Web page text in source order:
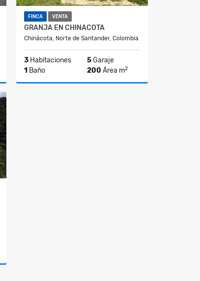
FINCA VENTA
GRANJA EN CHINACOTA
Chinácota, Norte de Santander, Colombia
3 Habitaciones 5Garaje
1 Baño 200 Área m2